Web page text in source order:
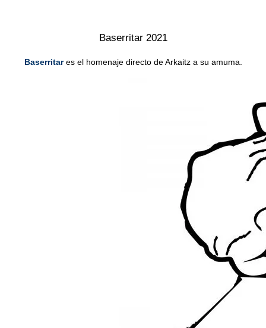
Baserritar 2021
Baserritares el homenaje directo de Arkaitz a su amuma.